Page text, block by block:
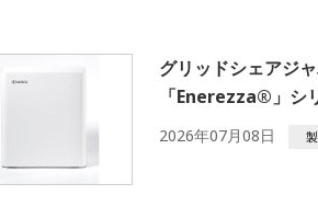
グリッドシェアジ
「Enerezza®」シ
2026年07月08日